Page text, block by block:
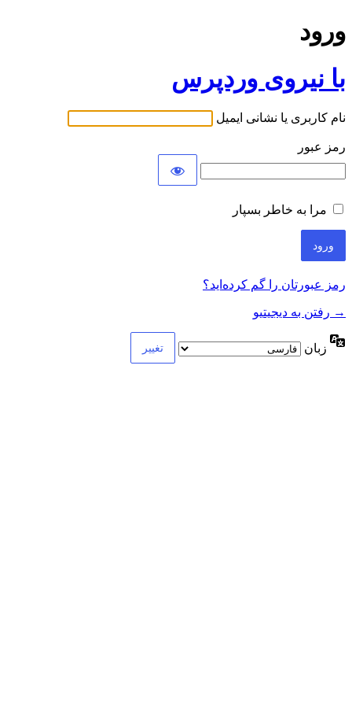
ورود
با نیروی وردپرس
نام کاربری یا نشانی ایمیل
رمز عبور
مرا به خاطر بسپار
رمز عبورتان را گم کرده‌اید؟
→ رفتن به دیجیتیو
زبان